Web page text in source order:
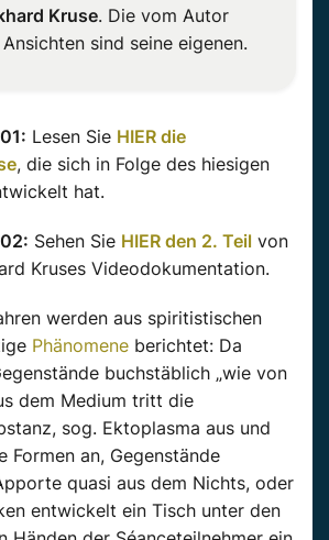
Kruse. Die vom Autor
sind seine eigenen.
Lesen Sie HIER die
, die sich in Folge des hiesigen
hat.
Sehen Sie HIER den 2. Teil von
Kruses Videodokumentation.
werden aus spiritistischen
Phänomene berichtet: Da
buchstäblich „wie von
dem Medium tritt die
sog. Ektoplasma aus und
Formen an, Gegenstände
quasi aus dem Nichts, oder
entwickelt ein Tisch unter den